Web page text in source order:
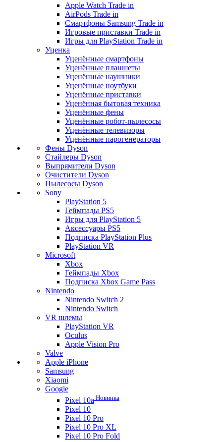
Apple Watch Trade in
AirPods Trade in
Смартфоны Samsung Trade in
Игровые приставки Trade in
Игры для PlayStation Trade in
Уценка
Уценённые смартфоны
Уценённые планшеты
Уценённые наушники
Уценённые ноутбуки
Уценённые приставки
Уценённая бытовая техника
Уценённые фены
Уценённые робот-пылесосы
Уценённые телевизоры
Уценённые парогенераторы
Фены Dyson
Стайлеры Dyson
Выпрямители Dyson
Очистители Dyson
Пылесосы Dyson
Sony
PlayStation 5
Геймпады PS5
Игры для PlayStation 5
Аксессуары PS5
Подписка PlayStation Plus
PlayStation VR
Microsoft
Xbox
Геймпады Xbox
Подписка Xbox Game Pass
Nintendo
Nintendo Switch 2
Nintendo Switch
VR шлемы
PlayStation VR
Oculus
Apple Vision Pro
Valve
Apple iPhone
Samsung
Xiaomi
Google
Pixel 10a Новинка
Pixel 10
Pixel 10 Pro
Pixel 10 Pro XL
Pixel 10 Pro Fold